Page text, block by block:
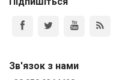
Зв'язок з нами